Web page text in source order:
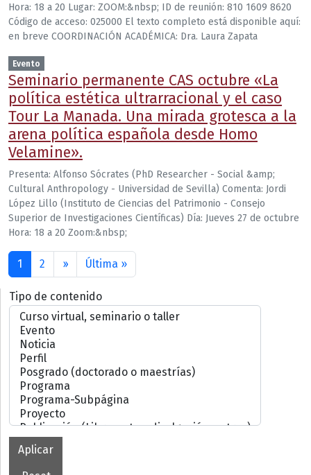
Hora: 18 a 20 Lugar: ZOOM:&nbsp; ID de reunión: 810 1609 8620
Código de acceso: 025000 El texto completo está disponible aquí:
en breve COORDINACIÓN ACADÉMICA: Dra. Laura Zapata
Evento
Seminario permanente CAS octubre «La
política estética ultrarracional y el caso
Tour La Manada. Una mirada grotesca a la
arena política española desde Homo
Velamine».
Presenta: Alfonso Sócrates (PhD Researcher - Social &amp;
Cultural Anthropology - Universidad de Sevilla) Comenta: Jordi
López Lillo (Instituto de Ciencias del Patrimonio - Consejo
Superior de Investigaciones Científicas) Día: Jueves 27 de octubre
Hora: 18 a 20 Zoom:&nbsp;
Paginación
1 2 ››Siguiente página
Última »Última página
Tipo de contenido